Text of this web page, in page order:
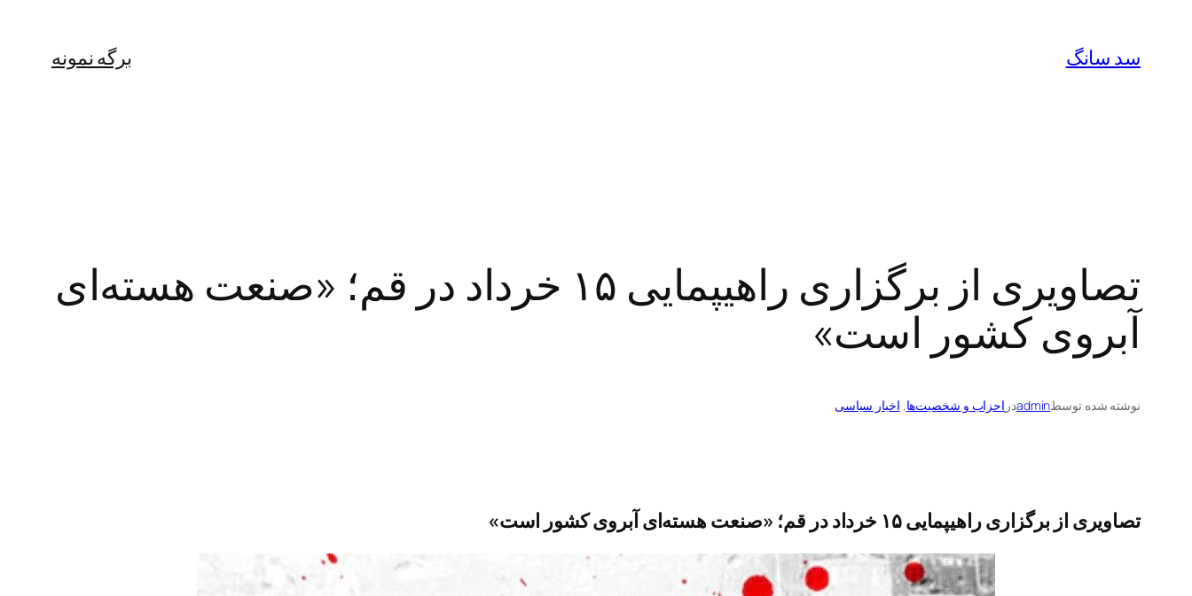
سد سانگ برگه نمونه
تصاویری از برگزاری راهیپمایی ۱۵ خرداد در قم؛ «صنعت هسته‌ای
آبروی کشور است»
نوشته شده توسطadminدر احزاب و شخصیت‌ها, اخبار سیاسی
تصاویری از برگزاری راهیپمایی ۱۵ خرداد در قم؛ «صنعت هسته‌ای آبروی کشور است»